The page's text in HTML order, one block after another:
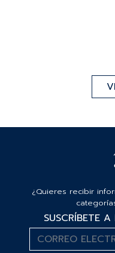
¿Quieres recibir
SUSCRÍBETE